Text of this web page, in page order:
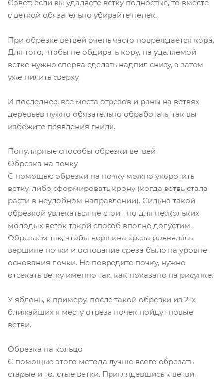
Совет: если вы удаляете ветку полностью, то вместе
с веткой обязательно убирайте пенек.
При обрезке ветвей очень часто повреждается кора.
Для того, чтобы не обдирать кору, на удаляемой
ветке нужно сперва сделать надпил снизу, а затем
уже пилить сверху.
И последнее: все места отрезов и раны на ветвях
деревьев нужно обязательно обработать, так вы
избежите появления гнили.
Популярные способы обрезки ветвей
Обрезка на почку
С помощью обрезки на почку можно укоротить
ветку, либо сформировать крону (когда ветвь стала
расти в неудобном направлении). Сильно такой
обрезкой увлекаться не стоит, но для нескольких
молодых веток такой способ вполне допустим.
Обрезаем так, чтобы вершина среза ровнялась
вершине почки и основание среза было на уровне
основания почки. Не повредите почку, нужно
отсекать ветку именно так, как показано на рисунке.
У яблонь, к примеру, после такой обрезки из 2-х
ближайших к месту отреза почек пойдут новые
ветви.
Обрезка на кольцо
С помощью этого метода лучше всего обрезать
старые и толстые ветки. Приглядевшись к ветви,